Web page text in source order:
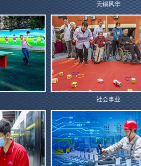
无锡风华
社会事业